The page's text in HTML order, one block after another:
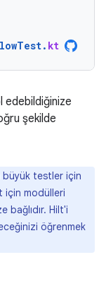
. kt
edebildiğinize
şekilde
büyük testler için
için modülleri
bağlıdır. Hilt'i
öğrenmek